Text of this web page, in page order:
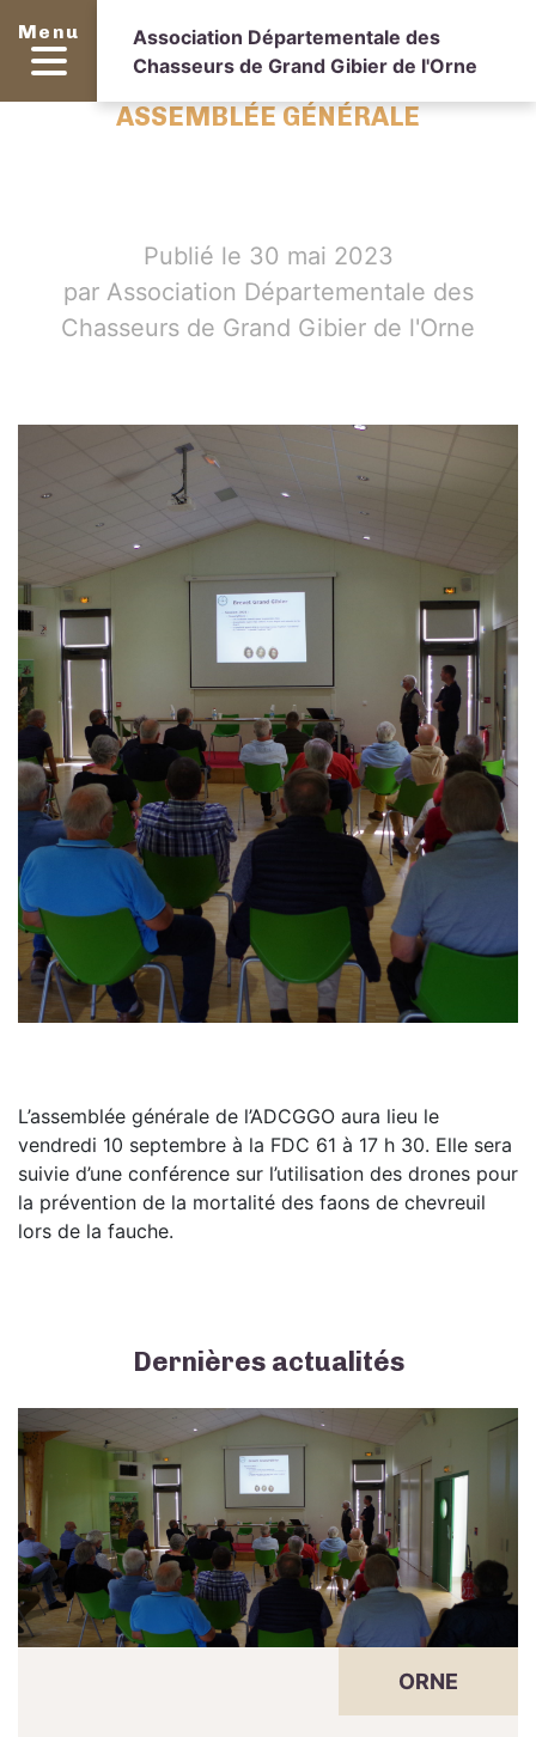
Menu
Association Départementale des
Chasseurs de Grand Gibier de l'Orne
ASSEMBLÉE GÉNÉRALE
Publié le 30 mai 2023
par Association Départementale des
Chasseurs de Grand Gibier de l'Orne
L’assemblée générale de l’ADCGGO aura lieu le
vendredi 10 septembre à la FDC 61 à 17 h 30. Elle sera
suivie d’une conférence sur l’utilisation des drones pour
la prévention de la mortalité des faons de chevreuil
lors de la fauche.
Dernières actualités
ORNE